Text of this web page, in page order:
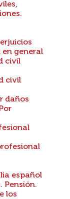
en general
civil
civil
daños
español
Pensión.
los